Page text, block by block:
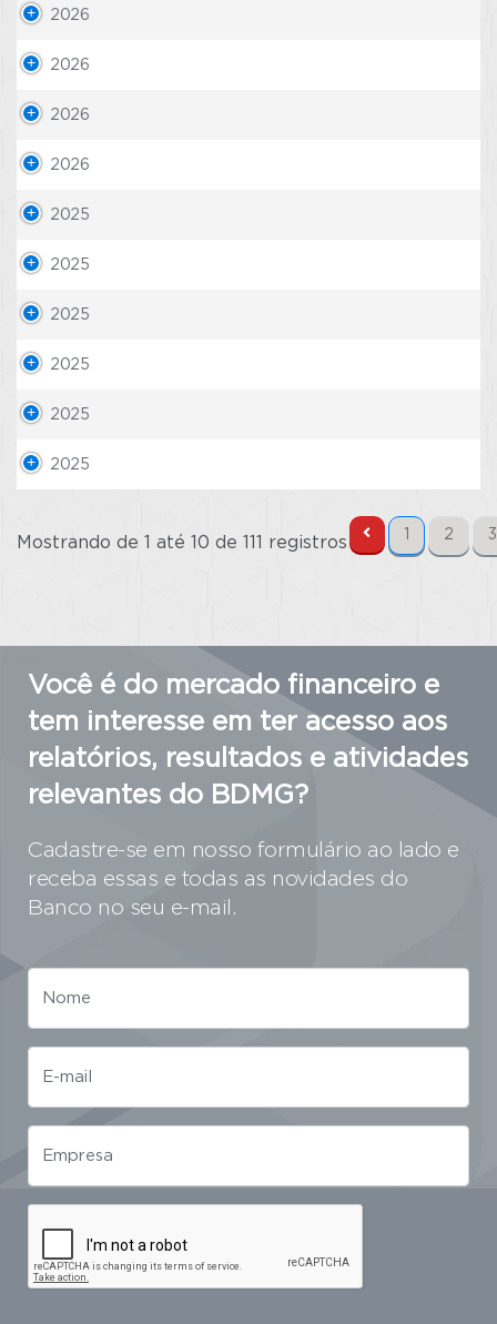
2026
2026
2026
2026
2025
2025
2025
2025
2025
2025
Mostrando de 1 até 10 de 111 registros 2 3
Você é do mercado financeiro e
tem interesse em ter acesso aos
relatórios, resultados e atividades
relevantes do BDMG?
Cadastre-se em nosso formulário ao lado e
receba essas e todas as novidades do
Banco no seu e-mail.